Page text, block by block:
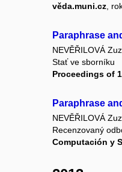
věda.muni.cz ,
Paraphrase
NEVĚŘILOVÁ
Stať ve sborníku
Proceedings of
Paraphrase
NEVĚŘILOVÁ
Recenzovaný
Computación y